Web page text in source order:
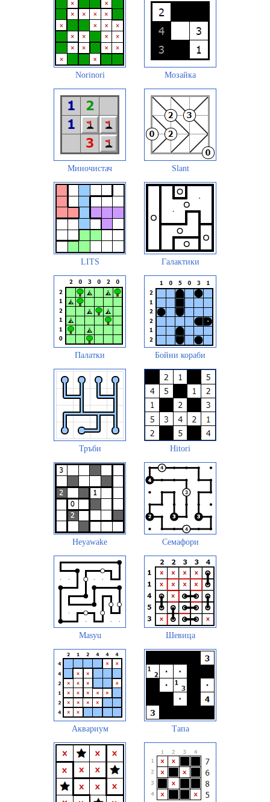
Norinori Мозайка
Миночистач Slant
LITS Галактики
Палатки Бойни кораби
Тръби Hitori
Heyawake Семафори
Masyu Шевица
Аквариум Тапа